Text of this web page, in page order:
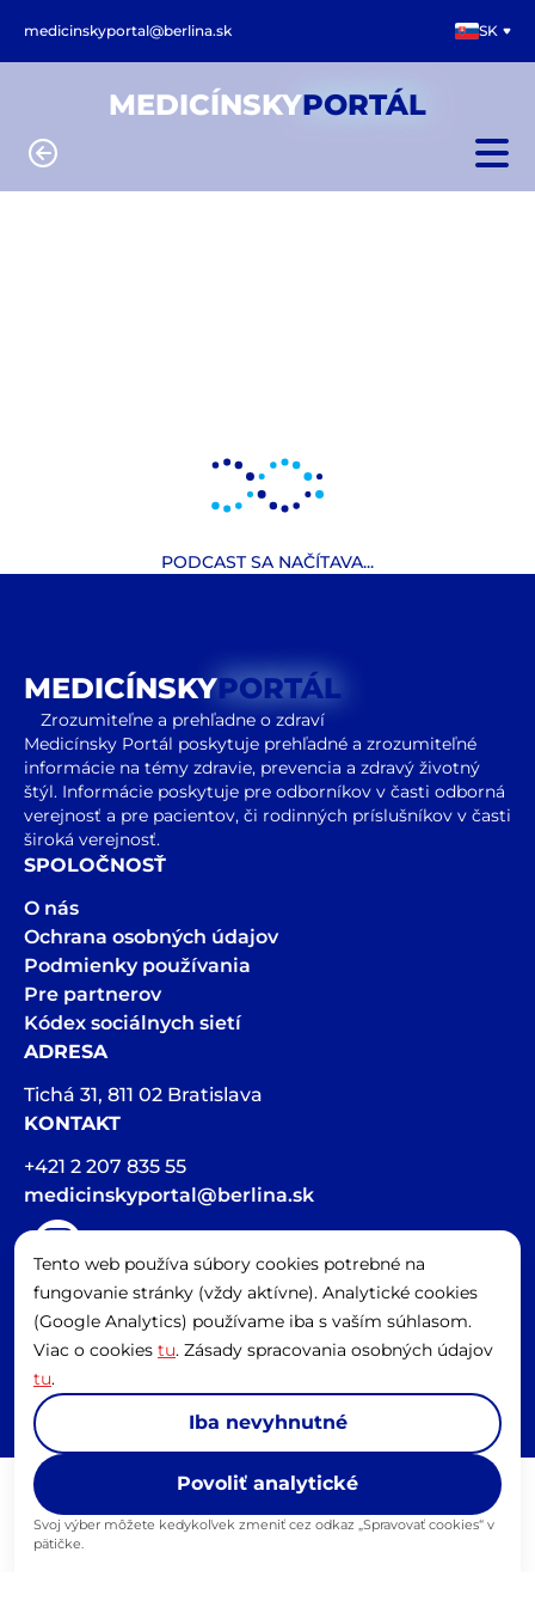
medicinskyportal@berlina.sk SK
MEDICÍNSKYPORTÁL
PODCAST SA NAČÍTAVA...
Tento web používa súbory cookies potrebné na
fungovanie stránky (vždy aktívne). Analytické cookies
(Google Analytics) používame iba s vaším súhlasom.
Viac o cookies tu. Zásady spracovania osobných údajov
tu.
Iba nevyhnutné
Povoliť analytické
Svoj výber môžete kedykoľvek zmeniť cez odkaz „Spravovať cookies“ v
pätičke.
MEDICÍNSKYPORTÁL
Zrozumiteľne a prehľadne o zdraví
Medicínsky Portál poskytuje prehľadné a zrozumiteľné
informácie na témy zdravie, prevencia a zdravý životný
štýl. Informácie poskytuje pre odborníkov v časti odborná
verejnosť a pre pacientov, či rodinných príslušníkov v časti
široká verejnosť.
SPOLOČNOSŤ
O nás
Ochrana osobných údajov
Podmienky používania
Pre partnerov
Kódex sociálnych sietí
ADRESA
Tichá 31, 811 02 Bratislava
KONTAKT
+421 2 207 835 55
medicinskyportal@berlina.sk
Hlasová stopa v článkoch bola vygenerovaná pomocou AI
Spravovať cookies